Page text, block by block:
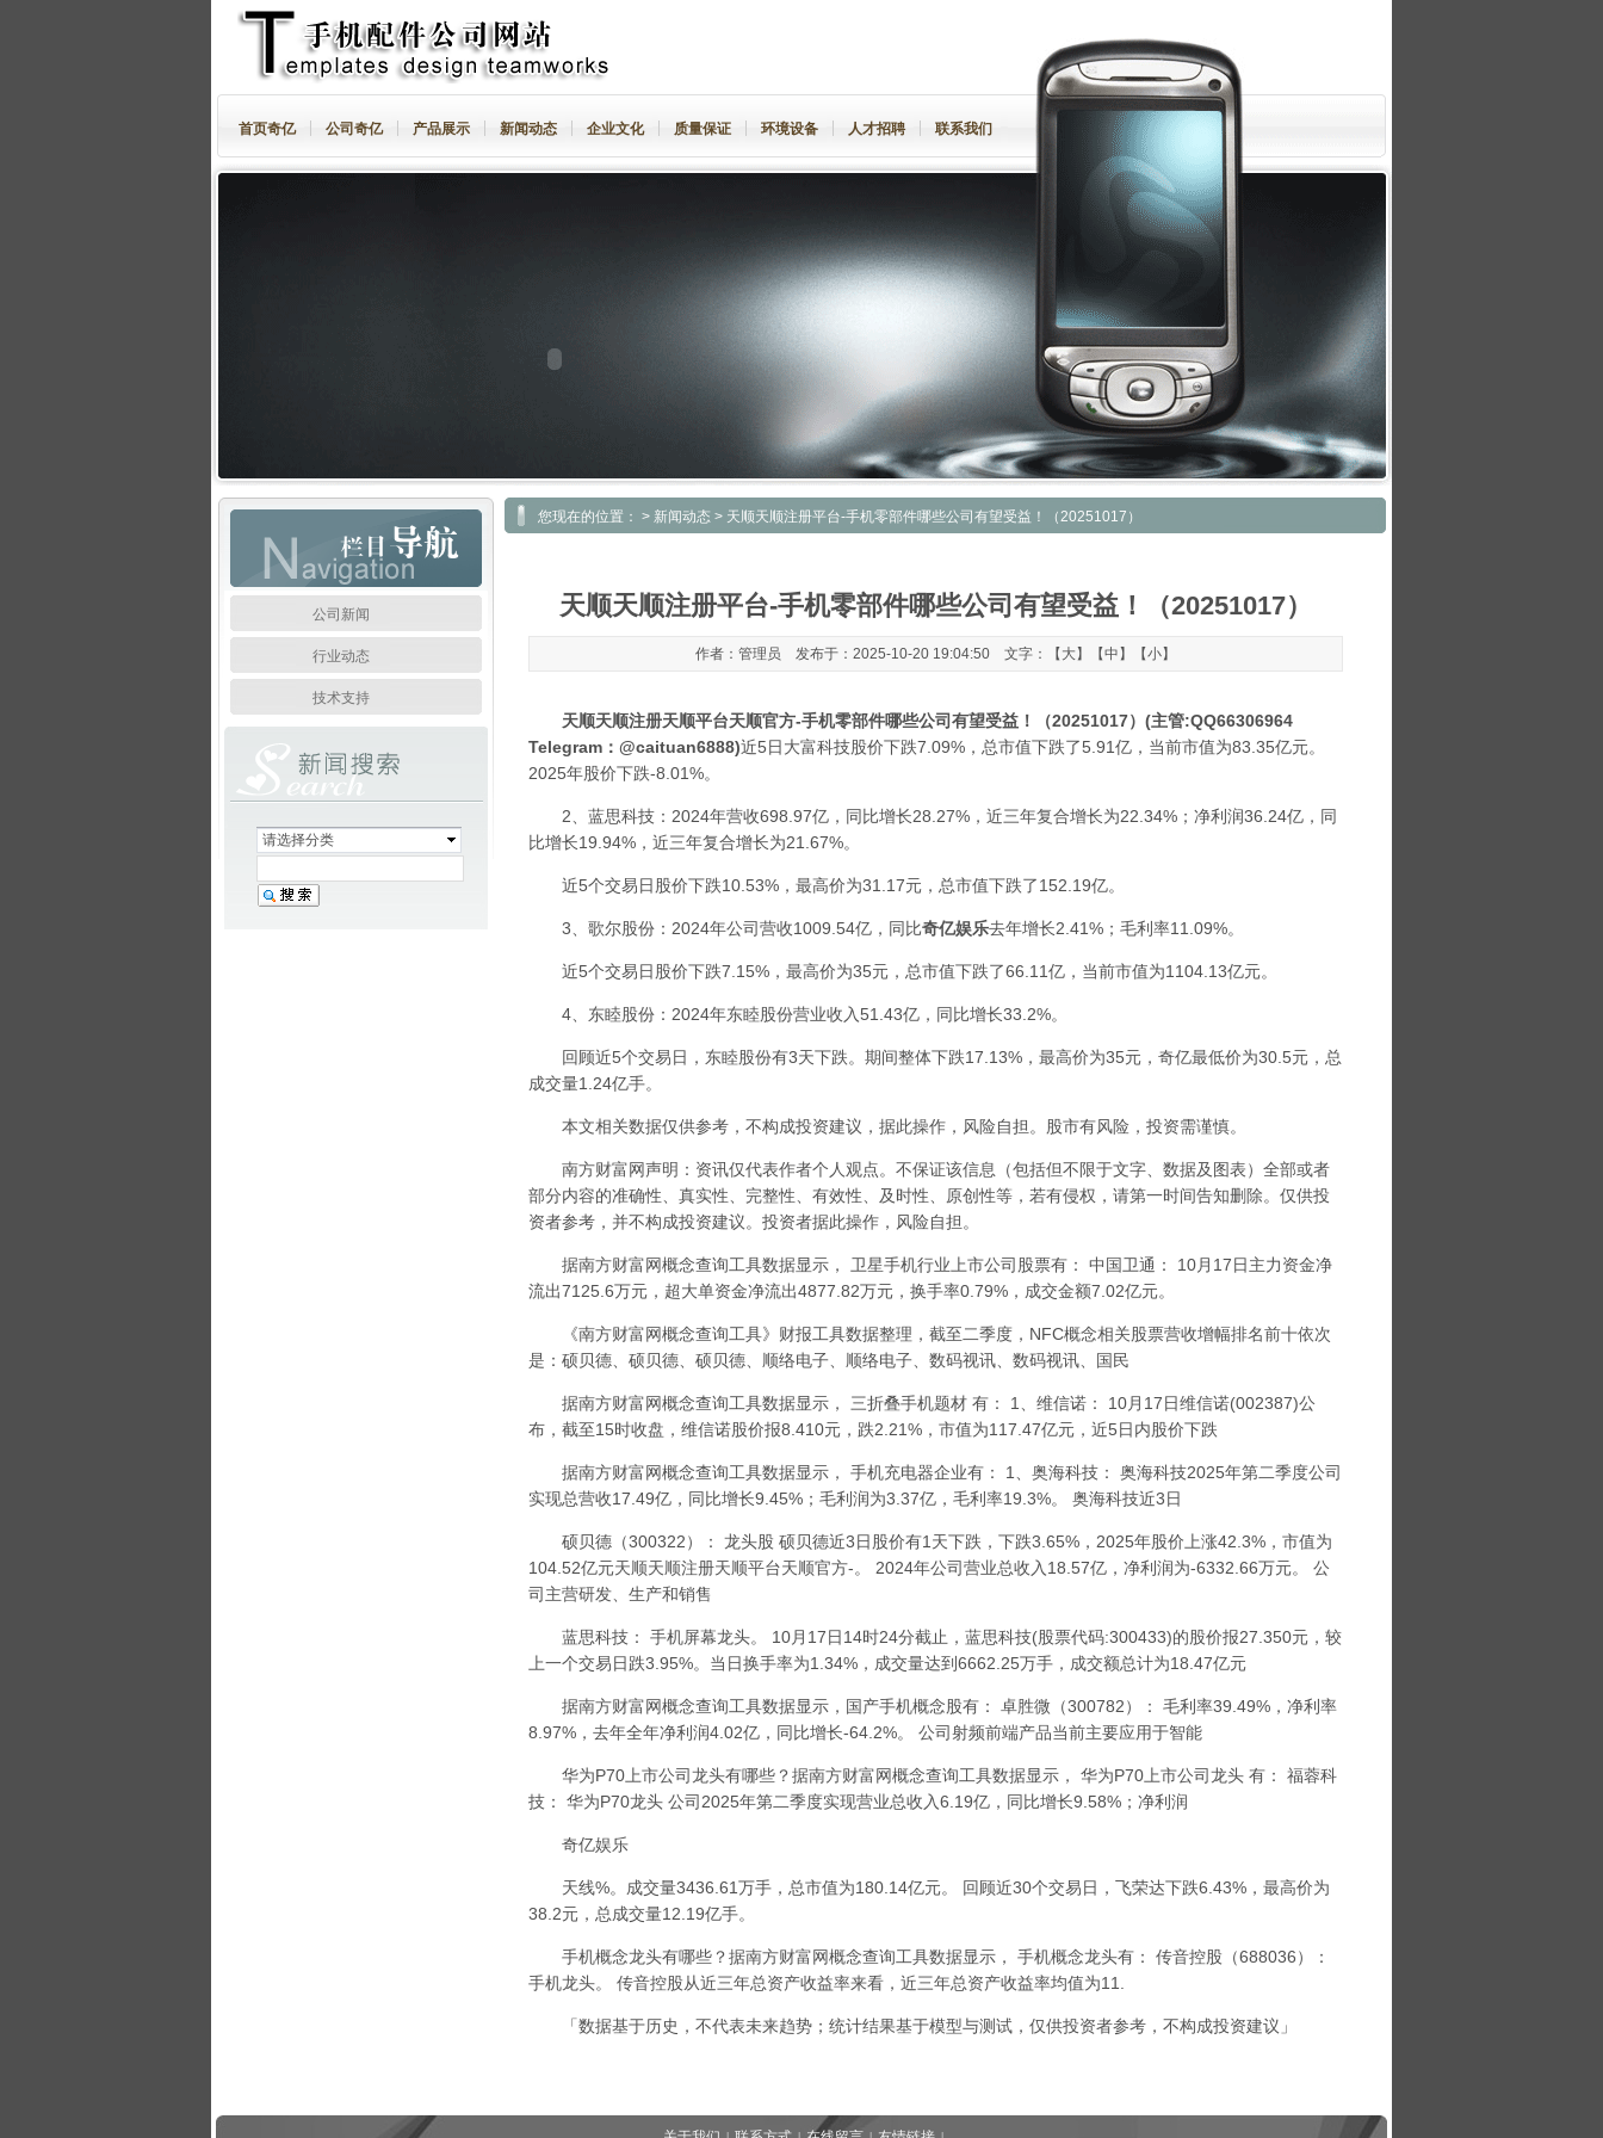
首页奇亿 公司奇亿 产品展示 新闻动态 企业文化 质量保证 环境设备 人才招聘 联系我们
您现在的位置： > 新闻动态 > 天顺天顺注册平台-手机零部件哪些公司有望受益！（20251017）
请选择分类
公司新闻
行业动态
技术支持
天顺天顺注册平台-手机零部件哪些公司有望受益！（20251017）
作者：管理员 发布于：2025-10-20 19:04:50 文字：【 大】【中 】【小】
天顺天顺注册天顺平台天顺官方-手机零部件哪些公司有望受益！（20251017）(主管:QQ66306964
Telegram：@caituan6888)近5日大富科技股价下跌7.09%，总市值下跌了5.91亿，当前市值为83.35亿元。
2025年股价下跌-8.01%。
2、蓝思科技：2024年营收698.97亿，同比增长28.27%，近三年复合增长为22.34%；净利润36.24亿，同
比增长19.94%，近三年复合增长为21.67%。
近5个交易日股价下跌10.53%，最高价为31.17元，总市值下跌了152.19亿。
3、歌尔股份：2024年公司营收1009.54亿，同比奇亿娱乐去年增长2.41%；毛利率11.09%。
近5个交易日股价下跌7.15%，最高价为35元，总市值下跌了66.11亿，当前市值为1104.13亿元。
4、东睦股份：2024年东睦股份营业收入51.43亿，同比增长33.2%。
回顾近5个交易日，东睦股份有3天下跌。期间整体下跌17.13%，最高价为35元， 奇亿最低价为30.5元，总
成交量1.24亿手。
本文相关数据仅供参考，不构成投资建议，据此操作，风险自担。股市有风险，投资需谨慎。
南方财富网声明：资讯仅代表作者个人观点。不保证该信息（包括但不限于文字、数据及图表）全部或者
部分内容的准确性、真实性、完整性、有效性、及时性、原创性等，若有侵权，请第一时间告知删除。仅供投
资者参考，并不构成投资建议。投资者据此操作，风险自担。
据南方财富网概念查询工具数据显示， 卫星手机行业上市公司股票有： 中国卫通： 10月17日主力资金净
流出7125.6万元，超大单资金净流出4877.82万元，换手率0.79%，成交金额7.02亿元。
《南方财富网概念查询工具》财报工具数据整理，截至二季度，NFC概念相关股票营收增幅排名前十依次
是：硕贝德、硕贝德、硕贝德、顺络电子、顺络电子、数码视讯、数码视讯、国民
据南方财富网概念查询工具数据显示， 三折叠手机题材 有： 1、维信诺： 10月17日维信诺(002387)公
布，截至15时收盘，维信诺股价报8.410元，跌2.21%，市值为117.47亿元，近5日内股价下跌
据南方财富网概念查询工具数据显示， 手机充电器企业有： 1、奥海科技： 奥海科技2025年第二季度公司
实现总营收17.49亿，同比增长9.45%；毛利润为3.37亿，毛利率19.3%。 奥海科技近3日
硕贝德（300322）： 龙头股 硕贝德近3日股价有1天下跌，下跌3.65%，2025年股价上涨42.3%，市值为
104.52亿元天顺天顺注册天顺平台天顺官方-。 2024年公司营业总收入18.57亿，净利润为-6332.66万元。 公
司主营研发、生产和销售
蓝思科技： 手机屏幕龙头。 10月17日14时24分截止，蓝思科技(股票代码:300433)的股价报27.350元，较
上一个交易日跌3.95%。当日换手率为1.34%，成交量达到6662.25万手，成交额总计为18.47亿元
据南方财富网概念查询工具数据显示，国产手机概念股有： 卓胜微（300782）： 毛利率39.49%，净利率
8.97%，去年全年净利润4.02亿，同比增长-64.2%。 公司射频前端产品当前主要应用于智能
华为P70上市公司龙头有哪些？据南方财富网概念查询工具数据显示， 华为P70上市公司龙头 有： 福蓉科
技： 华为P70龙头 公司2025年第二季度实现营业总收入6.19亿，同比增长9.58%；净利润
奇亿娱乐
天线%。成交量3436.61万手，总市值为180.14亿元。 回顾近30个交易日，飞荣达下跌6.43%，最高价为
38.2元，总成交量12.19亿手。
手机概念龙头有哪些？据南方财富网概念查询工具数据显示， 手机概念龙头有： 传音控股（688036）：
手机龙头。 传音控股从近三年总资产收益率来看，近三年总资产收益率均值为11.
「数据基于历史，不代表未来趋势；统计结果基于模型与测试，仅供投资者参考，不构成投资建议」